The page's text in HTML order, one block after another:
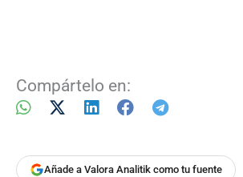
Compártelo en:
Añade a Valora Analitik como tu fuente